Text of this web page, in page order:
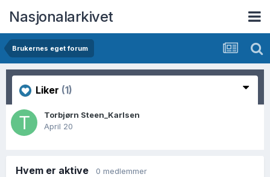
Nasjonalarkivet
Brukernes eget forum
Liker (1)
Torbjørn Steen_Karlsen
April 20
Hvem er aktive 0 medlemmer